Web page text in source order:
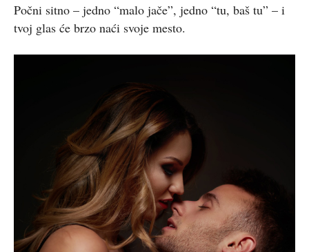
Počni sitno – jedno “malo jače”, jedno “tu, baš tu” – i
tvoj glas će brzo naći svoje mesto.